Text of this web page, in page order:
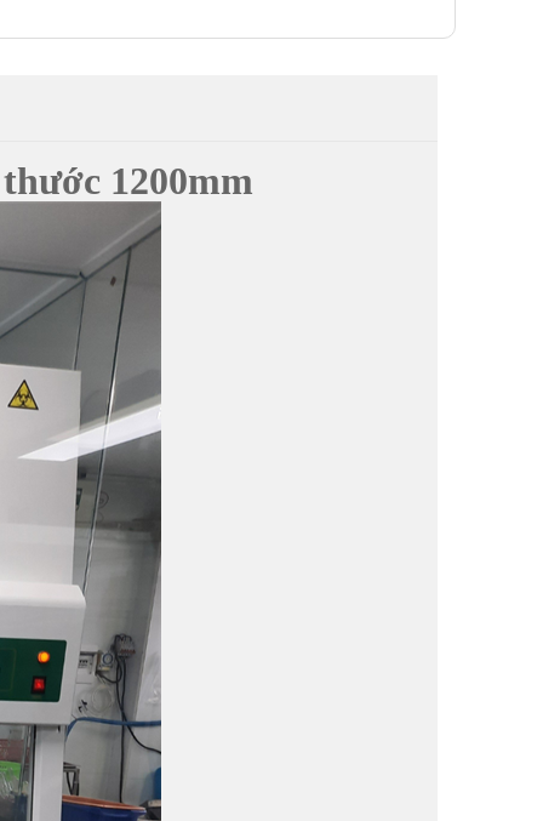
1200mm